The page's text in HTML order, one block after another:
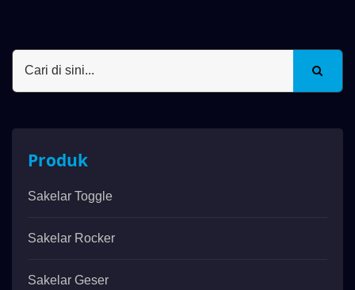
Produk
Sakelar Toggle
Sakelar Rocker
Sakelar Geser